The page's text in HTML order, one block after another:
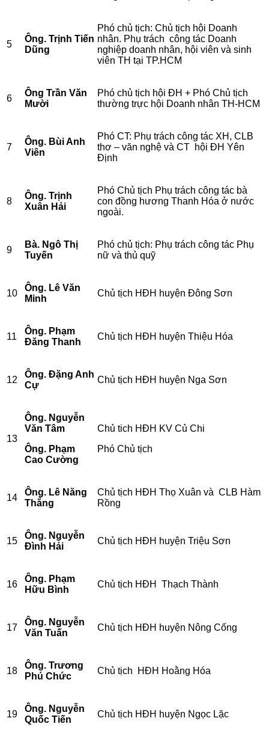
5
Ông. Trịnh Tiến
Dũng
Phó chủ tịch: Chủ tịch hội Doanh
nhân. Phụ trách công tác Doanh
nghiệp doanh nhân, hội viên và sinh
viên TH tại TP.HCM
6
Ông Trần Văn
Mười
Phó chủ tịch hội ĐH + Phó Chủ tịch
thường trực hội Doanh nhân TH-HCM
7
Ông. Bùi Anh
Viên
Phó CT: Phụ trách công tác XH, CLB
thơ – văn nghệ và CT hội ĐH Yên
Định
8
Ông. Trịnh
Xuân Hải
Phó Chủ tịch Phụ trách công tác bà
con đồng hương Thanh Hóa ở nước
ngoài.
9
Bà. Ngô Thị
Tuyến
Phó chủ tịch: Phụ trách công tác Phụ
nữ và thủ quỹ
10
Ông. Lê Văn
Minh
Chủ tịch HĐH huyện Đông Sơn
11
Ông. Phạm
Đăng Thanh
Chủ tịch HĐH huyện Thiệu Hóa
12
Ông. Đặng Anh
Cự
Chủ tịch HĐH huyện Nga Sơn
13
Ông. Nguyễn
Văn Tâm
Ông. Phạm
Cao Cường
Chủ tich HĐH KV Củ Chi
Phó Chủ tịch
14
Ông. Lê Năng
Thắng
Chủ tịch HĐH Thọ Xuân và CLB Hàm
Rồng
15
Ông. Nguyễn
Đình Hải
Chủ tịch HĐH huyện Triệu Sơn
16
Ông. Phạm
Hữu Bình
Chủ tịch HĐH Thạch Thành
17
Ông. Nguyễn
Văn Tuấn
Chủ tịch HĐH huyện Nông Cống
18
Ông. Trương
Phú Chức
Chủ tịch HĐH Hoằng Hóa
19
Ông. Nguyễn
Quốc Tiến
Chủ tịch HĐH huyện Ngọc Lặc